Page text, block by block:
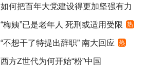
如何把百年大党建设得更加坚强有力
“梅姨”已是老年人 死刑或适用受限 热
“不想干了特提出辞职” 南大回应 热
西方Z世代为何开始“粉”中国